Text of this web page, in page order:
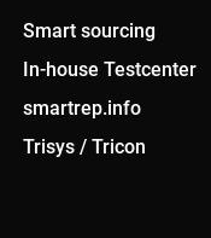
Smart sourcing
In-house Testcenter
smartrep.info
Trisys / Tricon